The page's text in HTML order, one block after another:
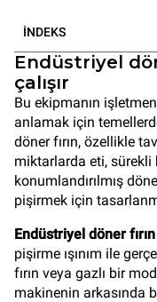
İNDEKS
Endüstriyel
çalışır
Bu ekipmanın
anlamak için
döner fırın, özellikle
miktarlarda eti, sürekli
konumlandırılmış
pişirmek için
Endüstriyel döner fırın
pişirme ışınım ile
fırın veya gazlı bir
makinenin arkasında